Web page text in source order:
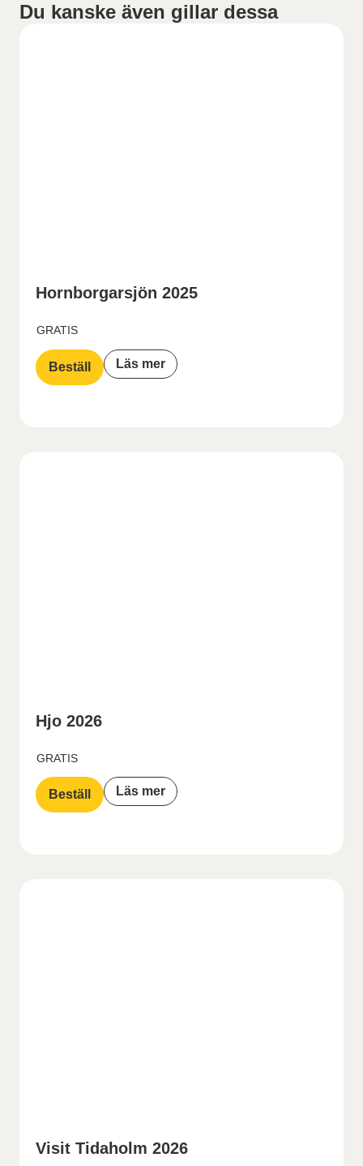
Du kanske även gillar dessa
Hornborgarsjön 2025
GRATIS
Beställ Läs mer
Hjo 2026
GRATIS
Beställ Läs mer
Visit Tidaholm 2026